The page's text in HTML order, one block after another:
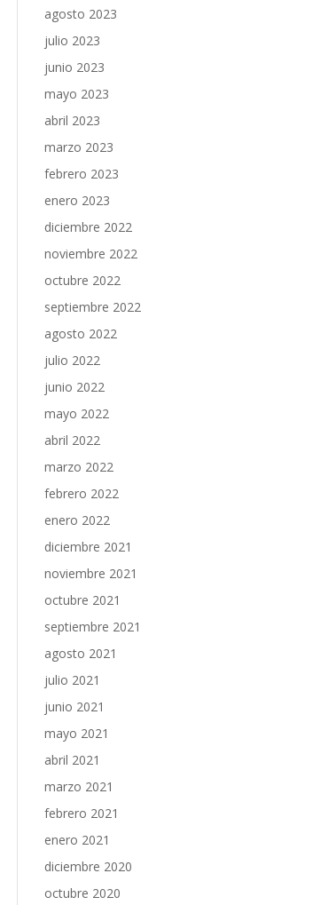
agosto 2023
julio 2023
junio 2023
mayo 2023
abril 2023
marzo 2023
febrero 2023
enero 2023
diciembre 2022
noviembre 2022
octubre 2022
septiembre 2022
agosto 2022
julio 2022
junio 2022
mayo 2022
abril 2022
marzo 2022
febrero 2022
enero 2022
diciembre 2021
noviembre 2021
octubre 2021
septiembre 2021
agosto 2021
julio 2021
junio 2021
mayo 2021
abril 2021
marzo 2021
febrero 2021
enero 2021
diciembre 2020
octubre 2020